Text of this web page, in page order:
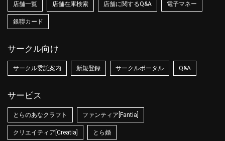
店舗一覧 店舗在庫検索 店舗に関するQ&A 電子マネー
銀聯カード
サークル向け
サークル委託案内 新規登録 サークルポータル Q&A
サービス
とらのあなクラフト ファンティア[Fantia]
クリエイティア[Creatia] とら婚